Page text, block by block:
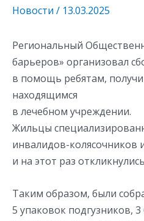
Новости / 13.03.2025
Региональный
барьеров» организовал
в помощь ребятам,
находящимся
в лечебном учреждении.
Жильцы
инвалидов-
и на этот раз
Таким образом, были
5 упаковок подгузников,